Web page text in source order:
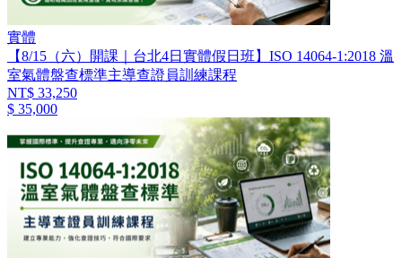
實體
【8/15（六）開課｜台北4日實體假日班】ISO 14064-1:2018 溫
室氣體盤查標準主導查證員訓練課程
NT$ 33,250
$ 35,000